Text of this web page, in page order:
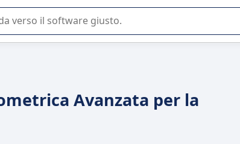
di un software SaaS per la vostra azienda.
Avanzata per la